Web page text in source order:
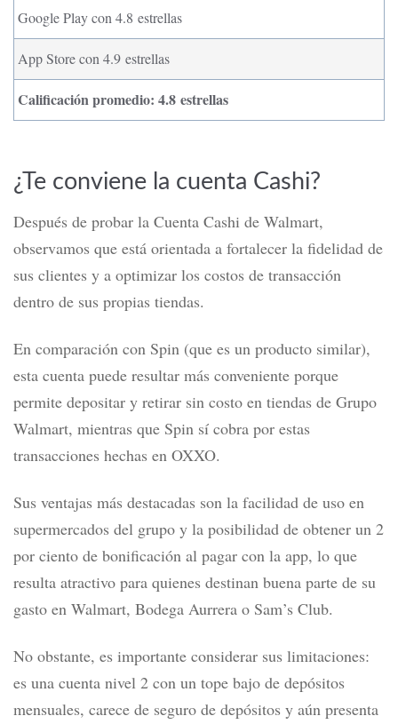
Google Play con 4.8 estrellas
App Store con 4.9 estrellas
Calificación promedio: 4.8 estrellas
¿Te conviene la cuenta Cashi?
Después de probar la Cuenta Cashi de Walmart,
observamos que está orientada a fortalecer la fidelidad de
sus clientes y a optimizar los costos de transacción
dentro de sus propias tiendas.
En comparación con Spin (que es un producto similar),
esta cuenta puede resultar más conveniente porque
permite depositar y retirar sin costo en tiendas de Grupo
Walmart, mientras que Spin sí cobra por estas
transacciones hechas en OXXO.
Sus ventajas más destacadas son la facilidad de uso en
supermercados del grupo y la posibilidad de obtener un 2
por ciento de bonificación al pagar con la app, lo que
resulta atractivo para quienes destinan buena parte de su
gasto en Walmart, Bodega Aurrera o Sam’s Club.
No obstante, es importante considerar sus limitaciones:
es una cuenta nivel 2 con un tope bajo de depósitos
mensuales, carece de seguro de depósitos y aún presenta